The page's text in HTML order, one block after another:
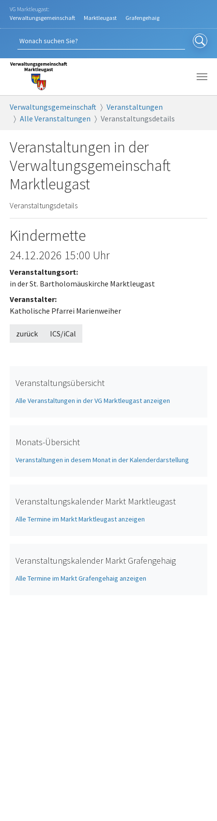
Zum Hauptinhalt springen
VG Marktleugast:
Verwaltungsgemeinschaft
Marktleugast Grafengehaig
Verwaltungsgemeinschaft
Veranstaltungen
Alle Veranstaltungen
Veranstaltungsdetails
Veranstaltungen in der
Verwaltungsgemeinschaft
Marktleugast
Veranstaltungsdetails
Kindermette
24.12.2026 15:00 UhrOffenes Ende
Veranstaltungsort:
in der St. Bartholomäuskirche Marktleugast
Veranstalter:
Katholische Pfarrei Marienweiher
zurück ICS/iCal
Veranstaltungsübersicht
Alle Veranstaltungen in der VG Marktleugast anzeigen
Monats-Übersicht
Veranstaltungen in desem Monat in der Kalenderdarstellung
Veranstaltungskalender Markt Marktleugast
Alle Termine im Markt Marktleugast anzeigen
Veranstaltungskalender Markt Grafengehaig
Alle Termine im Markt Grafengehaig anzeigen